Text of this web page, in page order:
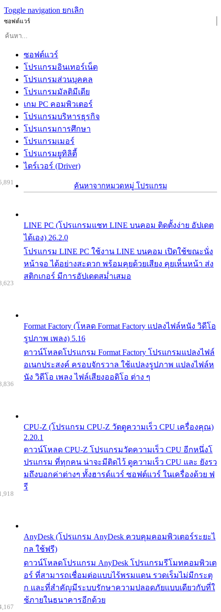
Toggle navigation ยกเลิก
ซอฟต์แวร์
ซอฟต์แวร์
โปรแกรมอินเทอร์เน็ต
โปรแกรมส่วนบุคคล
โปรแกรมมัลติมีเดีย
เกม PC คอมพิวเตอร์
โปรแกรมบริหารธุรกิจ
โปรแกรมการศึกษา
โปรแกรมเมอร์
โปรแกรมยูทิลิตี้
ไดร์เวอร์ (Driver)
ค้นหาจากหมวดหมู่ โปรแกรม
LINE PC (โปรแกรมแชท LINE บนคอม ติดตั้งง่าย อัปเดต
ได้เอง) 26.2.0
โปรแกรม LINE PC ใช้งาน LINE บนคอม เปิดใช้ขณะนั่ง
หน้าจอ ได้อย่างสะดวก พร้อมคุยด้วยเสียง คุยเห็นหน้า ส่ง
สติกเกอร์ มีการอัปเดตสม่ำเสมอ
Format Factory (โหลด Format Factory แปลงไฟล์หนัง วิดีโอ
รูปภาพ เพลง) 5.16
ดาวน์โหลดโปรแกรม Format Factory โปรแกรมแปลงไฟล์
อเนกประสงค์ ครอบจักรวาล ใช้แปลงรูปภาพ แปลงไฟล์ห
นัง วิดีโอ เพลง ไฟล์เสียงออดิโอ ต่าง ๆ
CPU-Z (โปรแกรม CPU-Z วัดดูความเร็ว CPU เครื่องคุณ)
2.20.1
ดาวน์โหลด CPU-Z โปรแกรมวัดความเร็ว CPU อีกหนึ่งโ
ปรแกรม ที่ทุกคน น่าจะมีติดไว้ ดูความเร็ว CPU และ ยังรว
มถึงบอกค่าต่างๆ ทั้งฮารด์แวร์ ซอฟต์แวร์ ในเครื่องด้วย ฟ
รี
AnyDesk (โปรแกรม AnyDesk ควบคุมคอมพิวเตอร์ระยะไ
กล ใช้ฟรี)
ดาวน์โหลดโปรแกรม AnyDesk โปรแกรมรีโมทคอมพิวเต
อร์ ที่สามารถเชื่อมต่อแบบไร้พรมแดน รวดเร็มไม่มีกระตุ
ก และที่สำคัญมีระบบรักษาความปลอดภัยแบบเดียวกับที่ใ
ช้ภายในธนาคารอีกด้วย